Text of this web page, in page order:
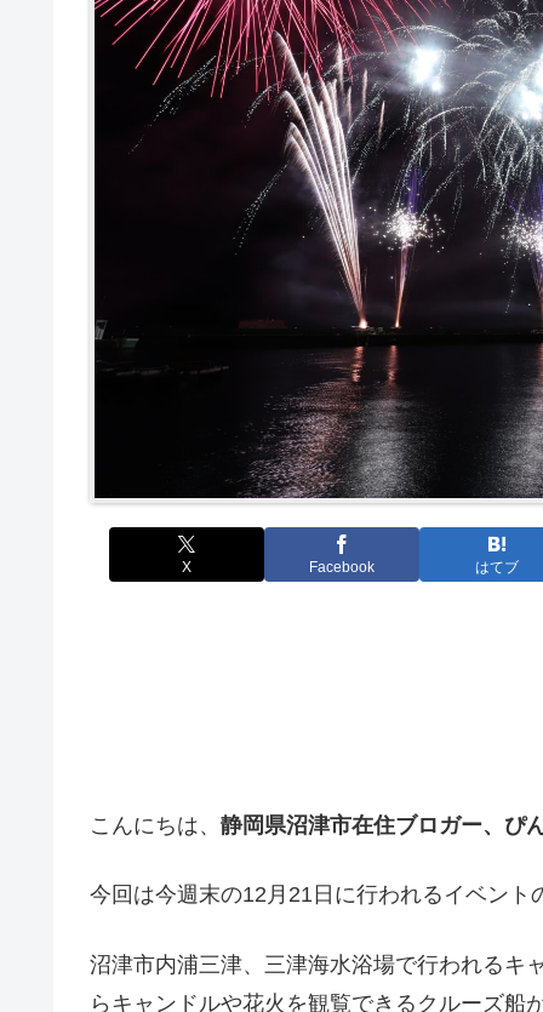
X Facebook はてブ
こんにちは、 静岡県沼津市在住ブロガー、ぴ
今回は今週末の12月21日に行われるイベント
沼津市内浦三津、三津海水浴場で行われるキ
らキャンドルや花火を観覧できるクルーズ船